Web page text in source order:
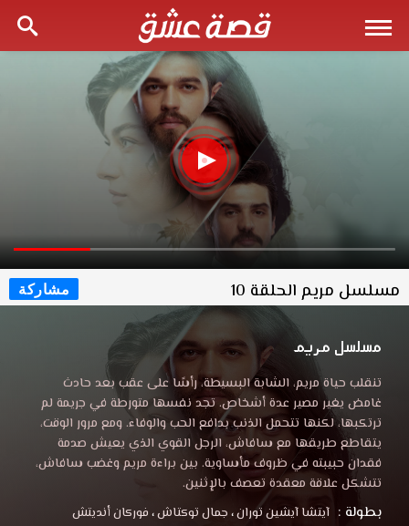
مسلسل مريم الحلقة 10 مشاركة
مسلسل مريم
تنقلب حياة مريم، الشابة البسيطة، رأسًا على عقب بعد حادث
غامض يغير مصير عدة أشخاص. تجد نفسها متورطة في جريمة لم
ترتكبها، لكنها تتحمل الذنب بدافع الحب والوفاء. ومع مرور الوقت،
يتقاطع طريقها مع سافاش، الرجل القوي الذي يعيش صدمة
فقدان حبيبته في ظروف مأساوية. بين براءة مريم وغضب سافاش،
تتشكل علاقة معقدة تعصف بالإثنين.
بطولة : آيتشا آيشين توران، جمال توكتاش، فوركان أنديتش